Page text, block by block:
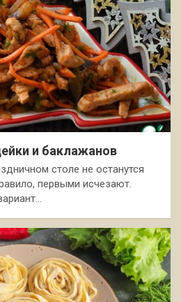
и баклажанов
столе не останутся
первыми исчезают.